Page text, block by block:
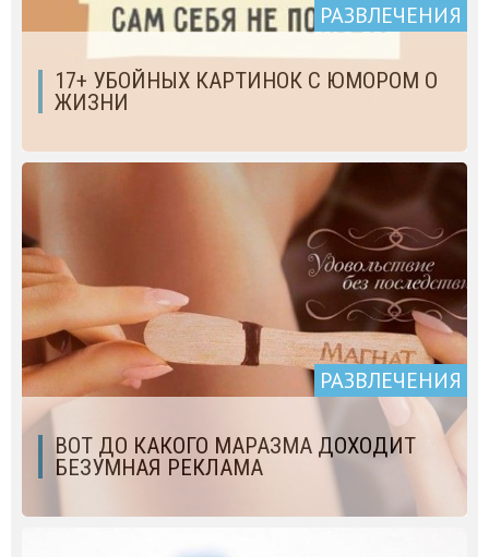
РАЗВЛЕЧЕНИЯ
17+ УБОЙНЫХ КАРТИНОК С ЮМОРОМ О
ЖИЗНИ
РАЗВЛЕЧЕНИЯ
ВОТ ДО КАКОГО МАРАЗМА ДОХОДИТ
БЕЗУМНАЯ РЕКЛАМА